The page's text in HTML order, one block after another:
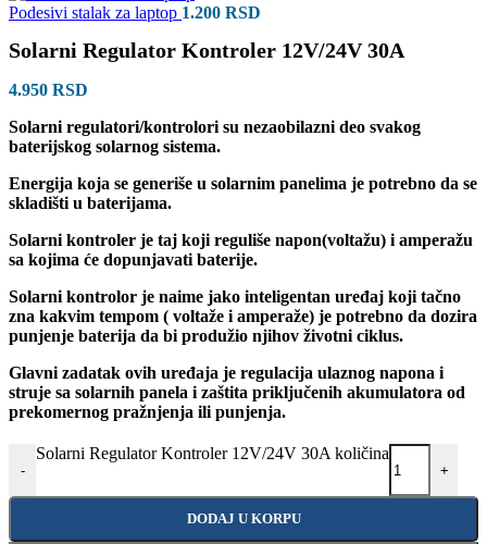
Podesivi stalak za laptop 1.200 RSD
Solarni Regulator Kontroler 12V/24V 30A
4.950 RSD
Solarni regulatori/kontrolori su nezaobilazni deo svakog
baterijskog solarnog sistema.
Energija koja se generiše u solarnim panelima je potrebno da se
skladišti u baterijama.
Solarni kontroler je taj koji reguliše napon(voltažu) i amperažu
sa kojima će dopunjavati baterije.
Solarni kontrolor je naime jako inteligentan uređaj koji tačno
zna kakvim tempom ( voltaže i amperaže) je potrebno da dozira
punjenje baterija da bi produžio njihov životni ciklus.
Glavni zadatak ovih uređaja je regulacija ulaznog napona i
struje sa solarnih panela i zaštita priključenih akumulatora od
prekomernog pražnjenja ili punjenja.
-
Solarni Regulator Kontroler 12V/24V 30A količina
+
DODAJ U KORPU